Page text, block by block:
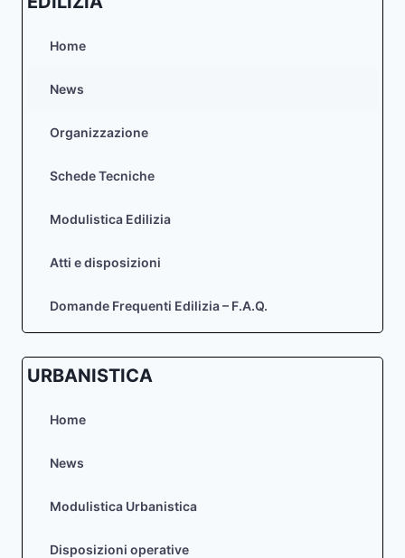
Home
News
Organizzazione
Schede Tecniche
Modulistica Edilizia
Atti e disposizioni
Domande Frequenti Edilizia – F.A.Q.
URBANISTICA
Home
News
Modulistica Urbanistica
Disposizioni operative